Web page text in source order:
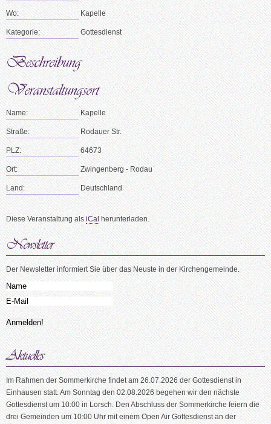
Wo: Kapelle
Kategorie: Gottesdienst
Name: Kapelle
Straße: Rodauer Str.
PLZ: 64673
Ort: Zwingenberg - Rodau
Land: Deutschland
Diese Veranstaltung alsiCalherunterladen.
Der Newsletter informiert Sie über das Neuste in der Kirchengemeinde.
Im Rahmen der Sommerkirche findet am 26.07.2026 der Gottesdienst in
Einhausen statt. Am Sonntag den 02.08.2026 begehen wir den nächste
Gottesdienst um 10:00 in Lorsch. Den Abschluss der Sommerkirche feiern die
drei Gemeinden um 10:00 Uhr mit einem Open Air Gottesdienst an der